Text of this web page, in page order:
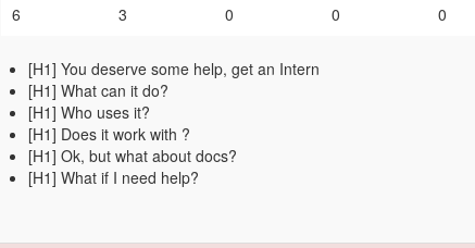
6 3 0 0 0
[H1] You deserve some help, get an Intern
[H1] What can it do?
[H1] Who uses it?
[H1] Does it work with ?
[H1] Ok, but what about docs?
[H1] What if I need help?